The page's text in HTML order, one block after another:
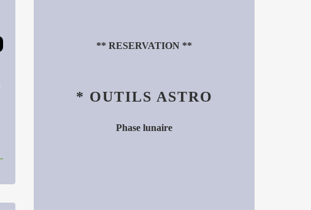
** RESERVATION **
* OUTILS ASTRO
Phase lunaire